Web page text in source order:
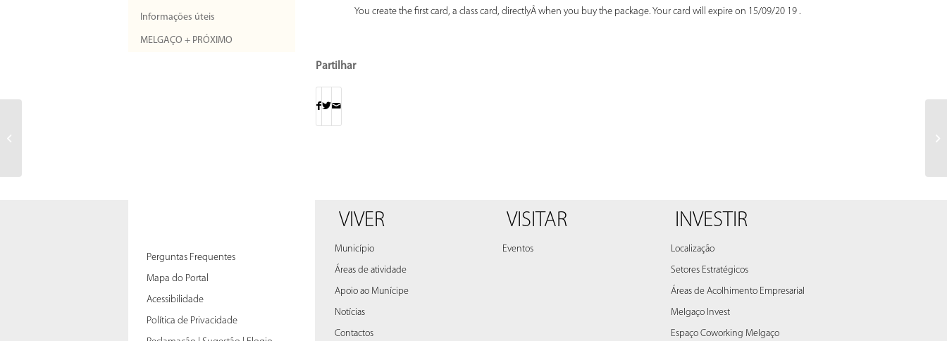
You create the first card, a class card, directlyÂ when you buy the package. Your card will expire on 15/09/20 19 .
Partilhar
Informações úteis
MELGAÇO + PRÓXIMO
Perguntas Frequentes
Mapa do Portal
Acessibilidade
Política de Privacidade
VIVER
Município
Áreas de atividade
Apoio ao Munícipe
Notícias
Contactos
VISITAR
Eventos
INVESTIR
Localização
Setores Estratégicos
Áreas de Acolhimento Empresarial
Melgaço Invest
Espaço Coworking Melgaço